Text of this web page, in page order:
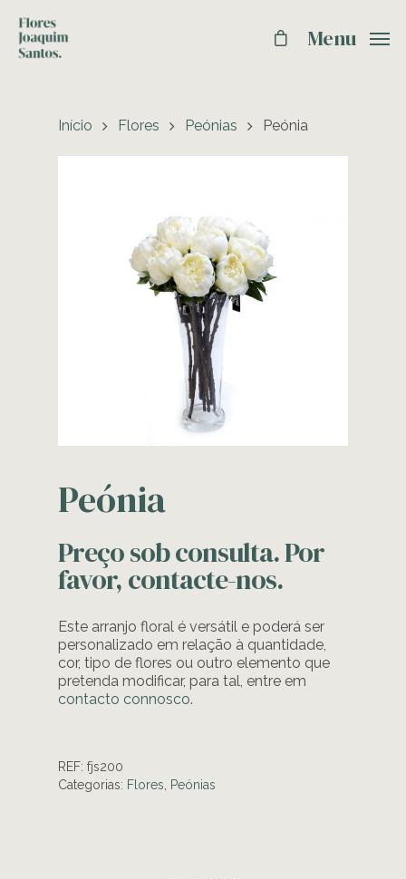
Menu
Início Flores Peónias Peónia
Peónia
Preço sob consulta. Por
favor, contacte-nos.
Este arranjo floral é versátil e poderá ser
personalizado em relação à quantidade,
cor, tipo de flores ou outro elemento que
pretenda modificar, para tal, entre em
contacto connosco.
REF: fjs200
Categorias: Flores Peónias